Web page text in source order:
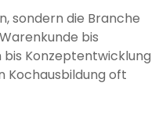
sondern die Branche
bis
Konzeptentwicklung
Kochausbildung oft